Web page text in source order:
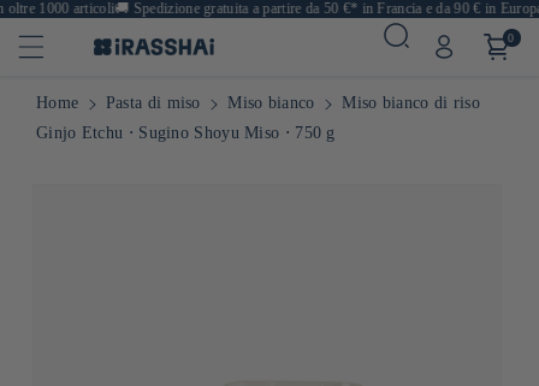
1000 articoli🚚Spedizione gratuita a partire da 50 €* in Francia e da 90 € in Europa
0
Home Pasta di miso Miso bianco
Miso bianco di riso
Ginjo Etchu ⋅ Sugino Shoyu Miso ⋅ 750 g